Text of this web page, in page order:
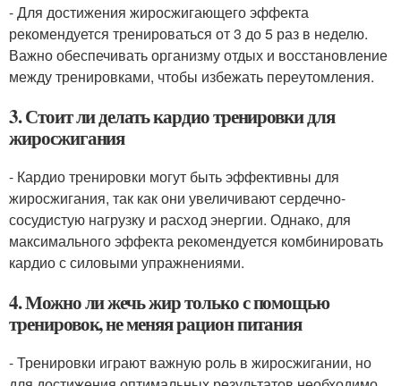
- Для достижения жиросжигающего эффекта
рекомендуется тренироваться от 3 до 5 раз в неделю.
Важно обеспечивать организму отдых и восстановление
между тренировками, чтобы избежать переутомления.
3. Стоит ли делать кардио тренировки для
жиросжигания
- Кардио тренировки могут быть эффективны для
жиросжигания, так как они увеличивают сердечно-
сосудистую нагрузку и расход энергии. Однако, для
максимального эффекта рекомендуется комбинировать
кардио с силовыми упражнениями.
4. Можно ли жечь жир только с помощью
тренировок, не меняя рацион питания
- Тренировки играют важную роль в жиросжигании, но